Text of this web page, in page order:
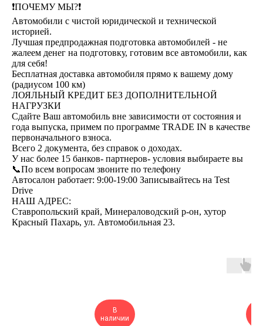
❗️ПОЧЕМУ МЫ?❗️
Автомобили с чистой юридической и технической
историей.
Лучшая предпродажная подготовка автомобилей - не
жалеем денег на подготовку, готовим все автомобили, как
для себя!
Бесплатная доставка автомобиля прямо к вашему дому
(радиусом 100 км)
ЛОЯЛЬНЫЙ КРЕДИТ БЕЗ ДОПОЛНИТЕЛЬНОЙ
НАГРУЗКИ
Сдайте Ваш автомобиль вне зависимости от состояния и
года выпуска, примем по программе ТRАDЕ IN в качестве
первоначального взноса.
Всего 2 документа, без справок о доходах.
У нас более 15 банков- партнеров- условия выбираете вы
📞По всем вопросам звоните по телефону
Автосалон работает: 9:00-19:00 Записывайтесь на Test
Drive
НАШ АДРЕС:
Ставропольский край, Минераловодский р-он, хутор
Красный Пахарь, ул. Автомобильная 23.
В
наличии